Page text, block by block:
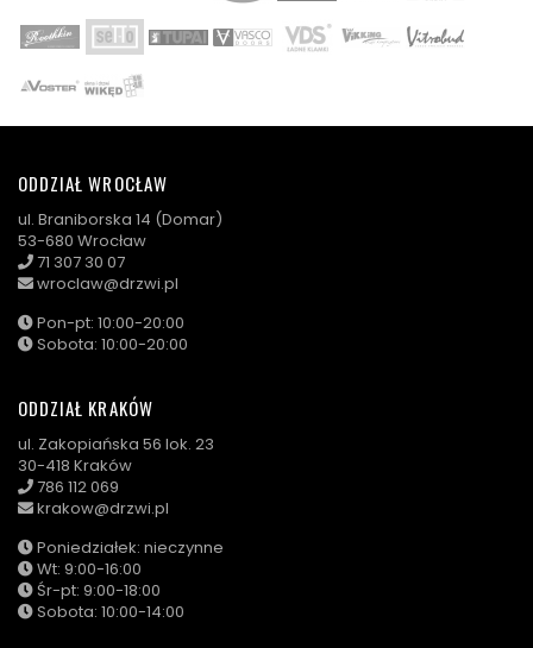
ODDZIAŁ WROCŁAW
ul. Braniborska 14 (Domar)
53-680 Wrocław
71 307 30 07
wroclaw@drzwi.pl
Pon-pt: 10:00-20:00
Sobota: 10:00-20:00
ODDZIAŁ KRAKÓW
ul. Zakopiańska 56 lok. 23
30-418 Kraków
786 112 069
krakow@drzwi.pl
Poniedziałek: nieczynne
Wt: 9:00-16:00
Śr-pt: 9:00-18:00
Sobota: 10:00-14:00